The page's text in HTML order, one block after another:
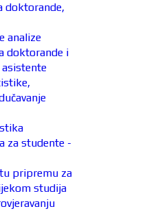
doktorande,
analize
doktorande i
asistente
za studente -
pripremu za
studija